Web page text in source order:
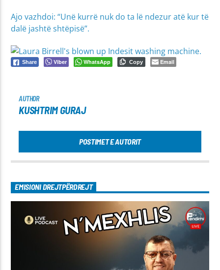
Ajo vazhdoi: “Unë kurrë nuk do ta lë ndezur atë kur të
dalë jashtë shtëpisë”.
Share Viber WhatsApp Copy Email
AUTHOR
KUSHTRIM GURAJ
POSTIMET E AUTORIT
EMISIONI DREJTPËRDREJT